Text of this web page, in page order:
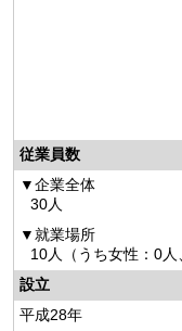
従業員数
企業全体
30人
就業場所
10人（うち女性：0人
設立
平成28年